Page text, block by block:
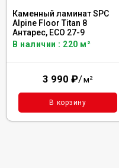
Каменный ламинат SPC
Alpine Floor Titan 8
Антарес, ЕСО 27-9
В наличии : 220 м²
3 990 ₽/м²
В корзину